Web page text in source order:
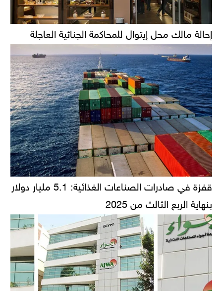
إحالة مالك محل إيتوال للمحاكمة الجنائية العاجلة
قفزة في صادرات الصناعات الغذائية: 5.1 مليار دولار
بنهاية الربع الثالث من 2025